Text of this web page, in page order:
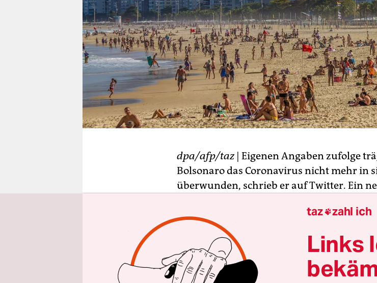
verlag
veranstaltungen
shop
fragen & hilfe
unterstützen
abo
genossenschaft
dpa/afp/taz | Eigenen Angaben zufolge
Bolsonaro das Coronavirus nicht mehr in
überwunden, schrieb er auf Twitter. Ein
Bolsonaro hatte vor zwei Wochen
dem Coronavirus infiziert habe.
Seitdem
aus der Quarantäne in der
Tests in den vergangenen Wochen waren
taz zahl ich
Links